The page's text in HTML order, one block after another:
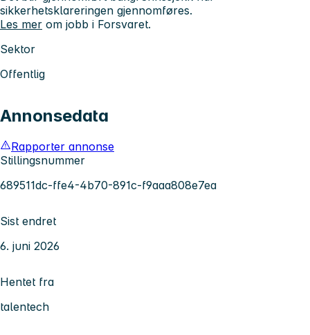
sikkerhetsklareringen gjennomføres.
Les mer om jobb i Forsvaret.
Sektor
Offentlig
Annonsedata
Rapporter annonse
Stillingsnummer
689511dc-ffe4-4b70-891c-f9aaa808e7ea
Sist endret
6. juni 2026
Hentet fra
talentech